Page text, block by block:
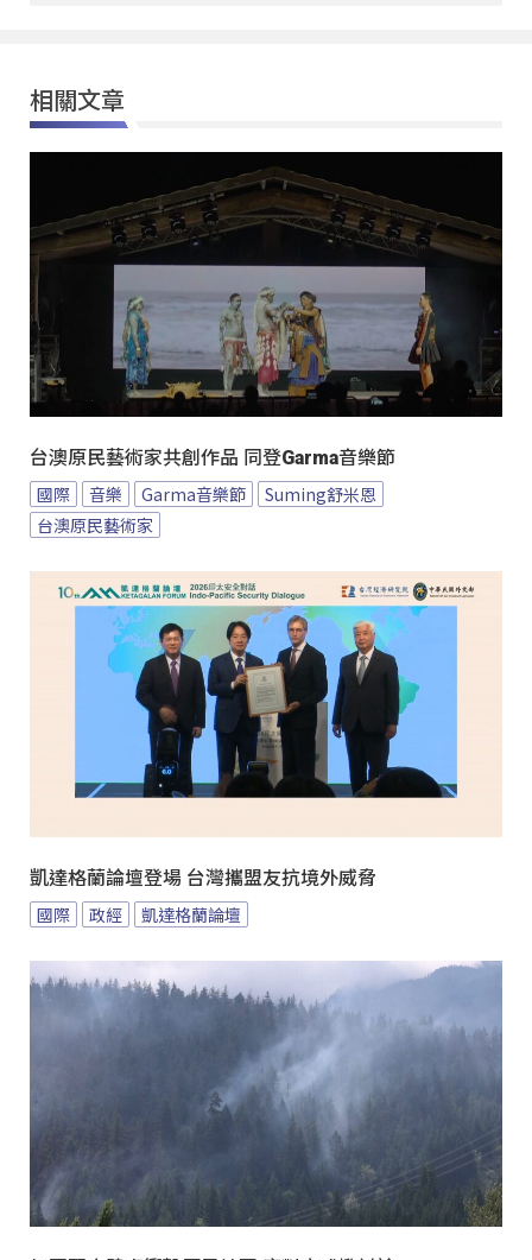
相關文章
台澳原民藝術家共創作品 同登Garma音樂節
國際 音樂 Garma音樂節
Suming舒米恩
台澳原民藝術家
凱達格蘭論壇登場 台灣攜盟友抗境外威脅
國際 政經 凱達格蘭論壇